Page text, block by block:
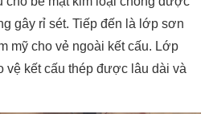
gây rỉ sét. Tiếp đến là lớp sơn
mỹ cho vẻ ngoài kết cấu. Lớp
vệ kết cấu thép được lâu dài và